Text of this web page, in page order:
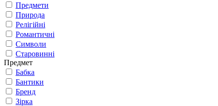
Предмети
Природа
Релігійні
Романтичні
Символи
Старовинні
Предмет
Бабка
Бантики
Бренд
Зірка